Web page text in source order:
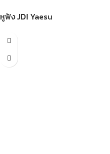
หูฟัง JDI Yaesu